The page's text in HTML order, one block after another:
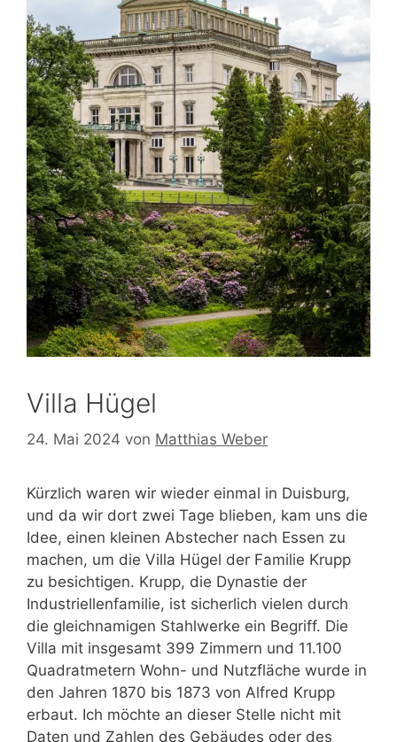
Villa Hügel
24. Mai 2024 von Matthias Weber
Kürzlich waren wir wieder einmal in Duisburg,
und da wir dort zwei Tage blieben, kam uns die
Idee, einen kleinen Abstecher nach Essen zu
machen, um die Villa Hügel der Familie Krupp
zu besichtigen. Krupp, die Dynastie der
Industriellenfamilie, ist sicherlich vielen durch
die gleichnamigen Stahlwerke ein Begriff. Die
Villa mit insgesamt 399 Zimmern und 11.100
Quadratmetern Wohn- und Nutzfläche wurde in
den Jahren 1870 bis 1873 von Alfred Krupp
erbaut. Ich möchte an dieser Stelle nicht mit
Daten und Zahlen des Gebäudes oder des